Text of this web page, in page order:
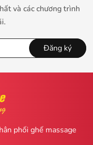
và các chương trình
Đăng ký
phối ghế massage